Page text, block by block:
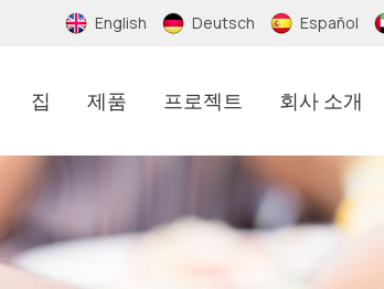
English Deutsch Español
집 제품 프로젝트 회사 소개